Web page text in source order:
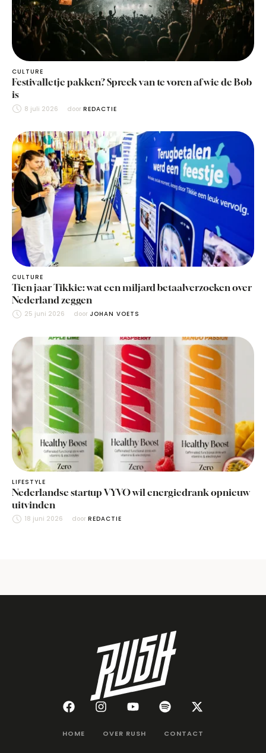
CULTURE
Festivalletje pakken? Spreek van te voren af wie de Bob
is
8 juli 2026 door REDACTIE
CULTURE
Tien jaar Tikkie: wat een miljard betaalverzoeken over
Nederland zeggen
25 juni 2026 door JOHAN VOETS
LIFESTYLE
Nederlandse startup VYVO wil energiedrank opnieuw
uitvinden
18 juni 2026 door REDACTIE
HOME OVER RUSH CONTACT